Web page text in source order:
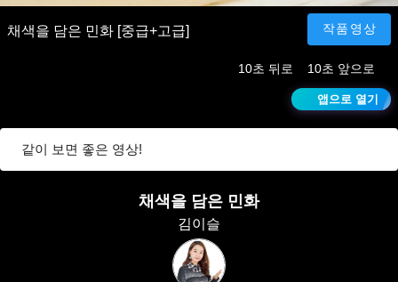
재
생
채색을 담은 민화 [중급+고급] 작품영상
10초 뒤로 10초 앞으로
앱으로 열기
같이 보면 좋은 영상!
채색을 담은 민화
김이슬